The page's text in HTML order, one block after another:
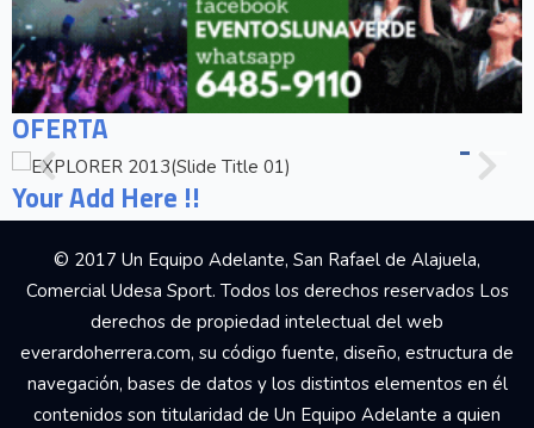
OFERTA
Your Add Here !!
© 2017 Un Equipo Adelante, San Rafael de Alajuela,
Comercial Udesa Sport. Todos los derechos reservados Los
derechos de propiedad intelectual del web
everardoherrera.com, su código fuente, diseño, estructura de
navegación, bases de datos y los distintos elementos en él
contenidos son titularidad de Un Equipo Adelante a quien